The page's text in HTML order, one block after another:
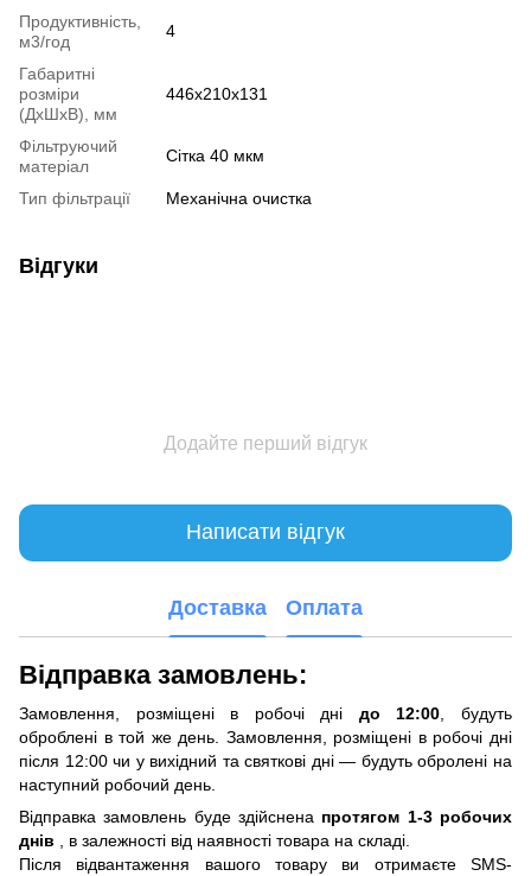
Продуктивність,
м3/год
4
Габаритні
розміри
(ДхШхВ), мм
446х210х131
Фільтруючий
матеріал
Сітка 40 мкм
Тип фільтрації Механічна очистка
Відгуки
Додайте перший відгук
Написати відгук
Доставка Оплата
Відправка замовлень:
Замовлення, розміщені в робочі дні до 12:00 , будуть
оброблені в той же день. Замовлення, розміщені в робочі дні
після 12:00 чи у вихідний та святкові дні — будуть обролені на
наступний робочий день.
Відправка замовлень буде здійснена протягом 1-3 робочих
днів , в залежності від наявності товара на складі.
Після відвантаження вашого товару ви отримаєте SMS-